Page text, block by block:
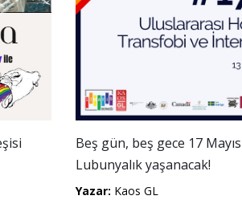
Beş gün, beş gece 17
Lubunyalık yaşanacak!
Yazar: Kaos GL